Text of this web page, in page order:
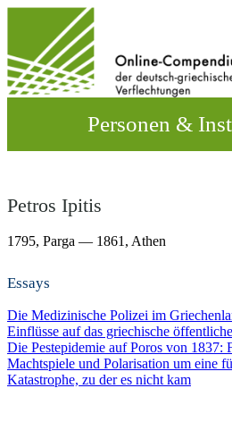
wechseln
Personen &
Petros Ipitis
1795, Parga — 1861, Athen
Essays
Die Medizinische Polizei im
Einflüsse auf das griechische
Die Pestepidemie auf Poros von 1837:
Machtspiele und Polarisation um eine
Katastrophe, zu der es nicht kam